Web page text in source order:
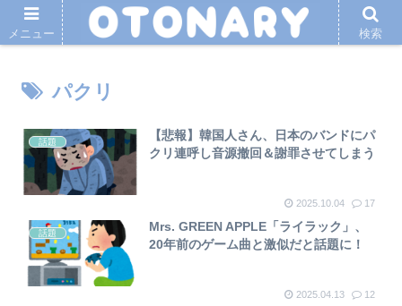
パクリ
話題
【悲報】韓国人さん、日本のバンドにパ
クリ連呼し音源撤回＆謝罪させてしまう
2025.10.04 17
話題
Mrs. GREEN APPLE「ライラック」、
20年前のゲーム曲と激似だと話題に！
2025.04.13 12
メニュー 検索